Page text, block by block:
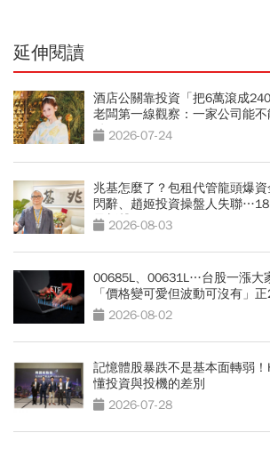
延伸閱讀
酒店公關靠投資「把6萬滾成
老闆第一線觀察：一家公司能
點」2026-07-24
兆基怎麼了？包租代管龍頭爆
閃辭、趙姬投資操盤人失聯
最新聲明
2026-08-03
00685L、00631L…台股一漲大
「價格變可愛但波動可沒有」
2026-08-02
記憶體股暴跌不是基本面轉弱
懂投資與投機的差別
2026-07-28